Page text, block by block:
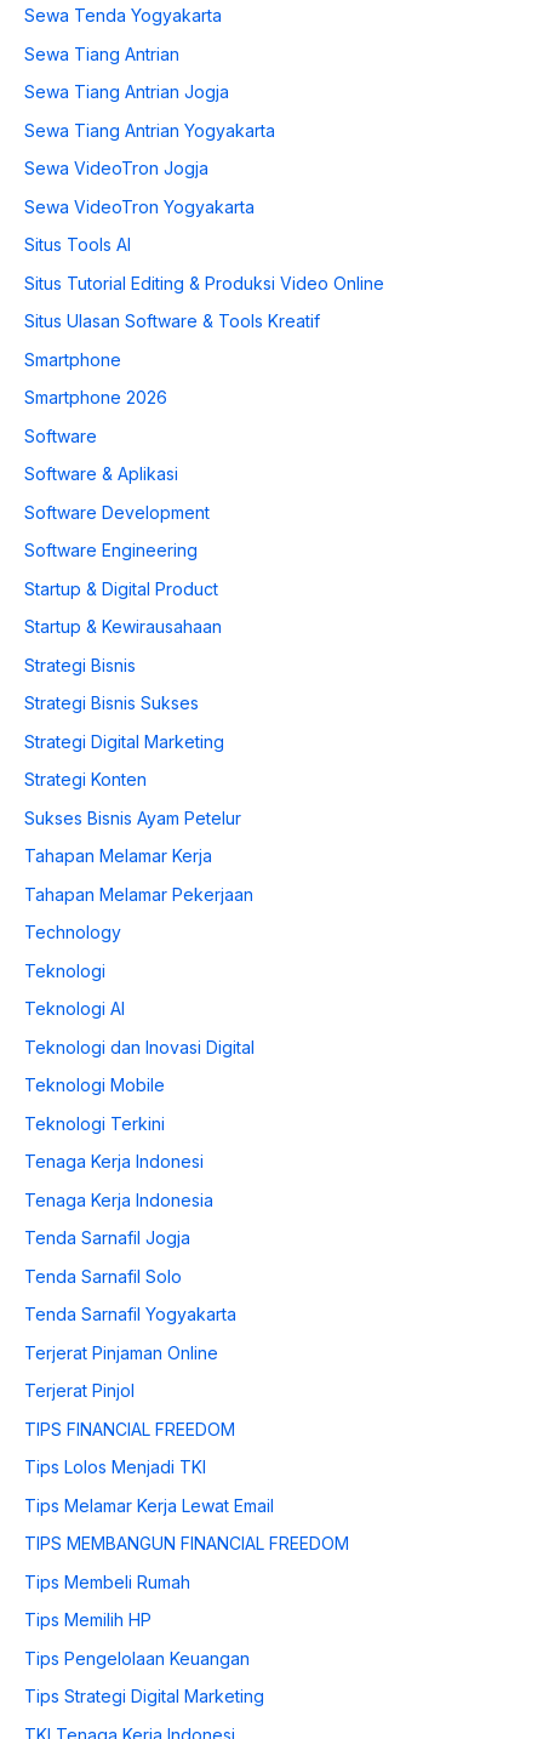
Sewa Tenda Yogyakarta
Sewa Tiang Antrian
Sewa Tiang Antrian Jogja
Sewa Tiang Antrian Yogyakarta
Sewa VideoTron Jogja
Sewa VideoTron Yogyakarta
Situs Tools AI
Situs Tutorial Editing & Produksi Video Online
Situs Ulasan Software & Tools Kreatif
Smartphone
Smartphone 2026
Software
Software & Aplikasi
Software Development
Software Engineering
Startup & Digital Product
Startup & Kewirausahaan
Strategi Bisnis
Strategi Bisnis Sukses
Strategi Digital Marketing
Strategi Konten
Sukses Bisnis Ayam Petelur
Tahapan Melamar Kerja
Tahapan Melamar Pekerjaan
Technology
Teknologi
Teknologi AI
Teknologi dan Inovasi Digital
Teknologi Mobile
Teknologi Terkini
Tenaga Kerja Indonesi
Tenaga Kerja Indonesia
Tenda Sarnafil Jogja
Tenda Sarnafil Solo
Tenda Sarnafil Yogyakarta
Terjerat Pinjaman Online
Terjerat Pinjol
TIPS FINANCIAL FREEDOM
Tips Lolos Menjadi TKI
Tips Melamar Kerja Lewat Email
TIPS MEMBANGUN FINANCIAL FREEDOM
Tips Membeli Rumah
Tips Memilih HP
Tips Pengelolaan Keuangan
Tips Strategi Digital Marketing
TKI Tenaga Kerja Indonesi